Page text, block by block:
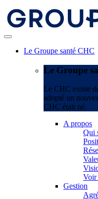
Le Groupe santé CHC
Le Groupe
Le CHC existe
adopté un
CHC était né.
A propos
Qui
Voir
Gestion